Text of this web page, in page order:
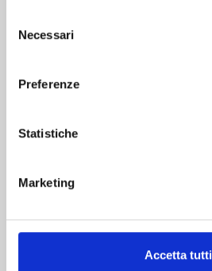
delNecessari
Preferenze
Statistiche
Marketing
Accetta tutti
Mostra tutto